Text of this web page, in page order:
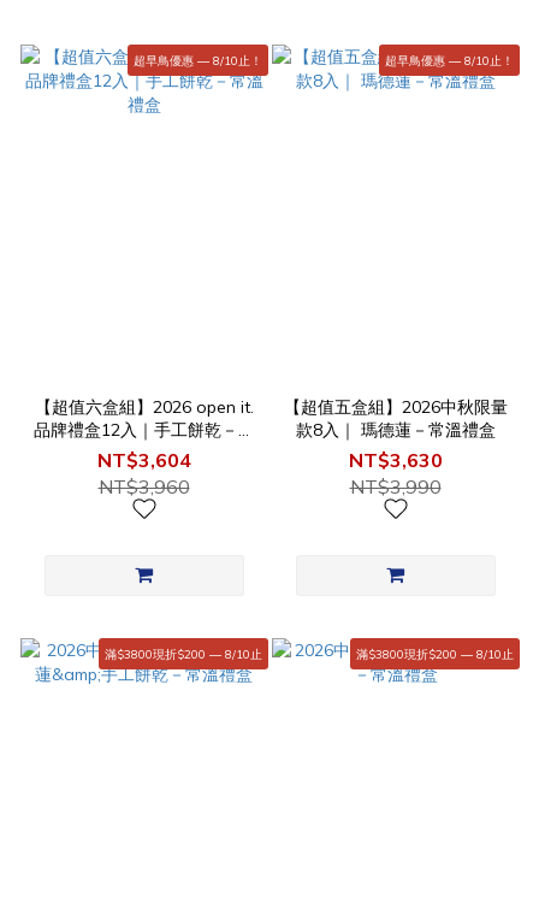
超早鳥優惠 — 8/10止！
【超值六盒組】2026 open it.
品牌禮盒12入｜手工餅乾－常
溫禮盒
NT$3,604
NT$3,960
超早鳥優惠 — 8/10止！
【超值五盒組】2026中秋限量
款8入｜ 瑪德蓮－常溫禮盒
NT$3,630
NT$3,990
滿$3800現折$200 — 8/10止 滿$3800現折$200 — 8/10止